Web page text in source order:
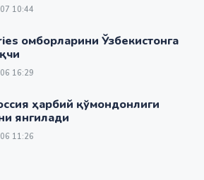
10:44
омборларини Ўзбекистонга
16:29
ҳарбий қўмондонлиги
янгилади
11:26